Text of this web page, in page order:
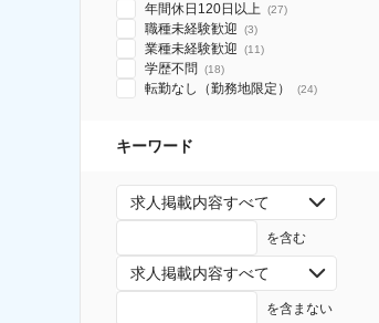
年間休日120日以上 (27)
職種未経験歓迎 (3)
業種未経験歓迎 (11)
学歴不問 (18)
転勤なし（勤務地限定） (24)
キーワード
求人掲載内容すべて
を含む
求人掲載内容すべて
を含まない